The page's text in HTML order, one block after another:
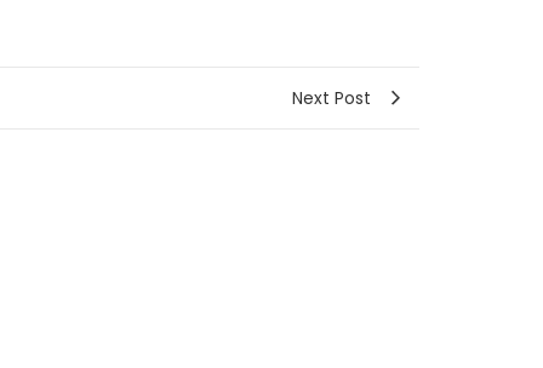
Next Post